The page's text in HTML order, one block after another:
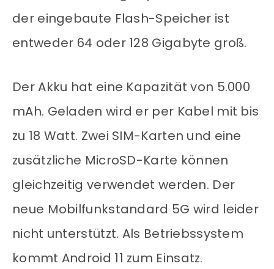
der eingebaute Flash-Speicher ist
entweder 64 oder 128 Gigabyte groß.
Der Akku hat eine Kapazität von 5.000
mAh. Geladen wird er per Kabel mit bis
zu 18 Watt. Zwei SIM-Karten und eine
zusätzliche MicroSD-Karte können
gleichzeitig verwendet werden. Der
neue Mobilfunkstandard 5G wird leider
nicht unterstützt. Als Betriebssystem
kommt Android 11 zum Einsatz.